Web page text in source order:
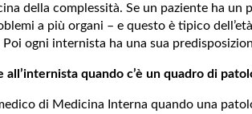
della complessità. Se un paziente ha
a più organi – e questo è tipico
ogni internista ha una sua
all’internista quando c’è un quadro di
di Medicina Interna quando una